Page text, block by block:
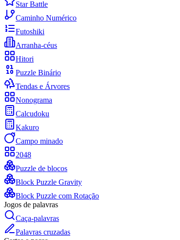
Star Battle
Caminho Numérico
Futoshiki
Arranha-céus
Hitori
Puzzle Binário
Tendas e Árvores
Nonograma
Calcudoku
Kakuro
Campo minado
2048
Puzzle de blocos
Block Puzzle Gravity
Block Puzzle com Rotação
Jogos de palavras
Caça-palavras
Palavras cruzadas